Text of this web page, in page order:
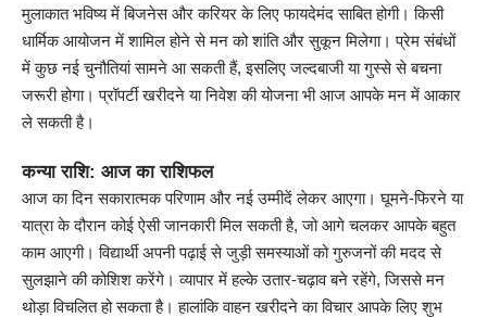
मुलाकात भविष्य में बिजनेस और करियर के लिए फायदेमंद साबित होगी। किसी
धार्मिक आयोजन में शामिल होने से मन को शांति और सुकून मिलेगा। प्रेम संबंधों
में कुछ नई चुनौतियां सामने आ सकती हैं, इसलिए जल्दबाजी या गुस्से से बचना
जरूरी होगा। प्रॉपर्टी खरीदने या निवेश की योजना भी आज आपके मन में आकार
ले सकती है।
कन्या राशि: आज का राशिफल
आज का दिन सकारात्मक परिणाम और नई उम्मीदें लेकर आएगा। घूमने-फिरने या
यात्रा के दौरान कोई ऐसी जानकारी मिल सकती है, जो आगे चलकर आपके बहुत
काम आएगी। विद्यार्थी अपनी पढ़ाई से जुड़ी समस्याओं को गुरुजनों की मदद से
सुलझाने की कोशिश करेंगे। व्यापार में हल्के उतार-चढ़ाव बने रहेंगे, जिससे मन
थोड़ा विचलित हो सकता है। हालांकि वाहन खरीदने का विचार आपके लिए शुभ